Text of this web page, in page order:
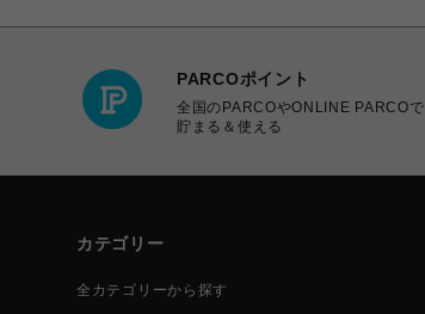
PARCOポイント
全国のPARCOやONLINE PARCOで
貯まる＆使える
カテゴリー
全カテゴリーから探す